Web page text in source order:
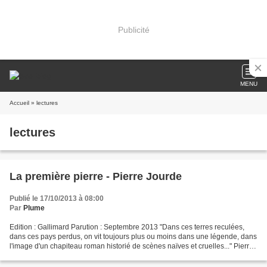
Publicité
MENU
Accueil » lectures
lectures
La première pierre - Pierre Jourde
Publié le 17/10/2013 à 08:00
Par Plume
Edition : Gallimard Parution : Septembre 2013 "Dans ces terres reculées,
dans ces pays perdus, on vit toujours plus ou moins dans une légende, dans
l'image d'un chapiteau roman historié de scènes naïves et cruelles..." Pierre